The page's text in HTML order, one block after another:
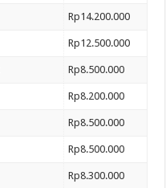
Rp14.200.000
Rp12.500.000
Rp8.500.000
Rp8.200.000
Rp8.500.000
Rp8.500.000
Rp8.300.000